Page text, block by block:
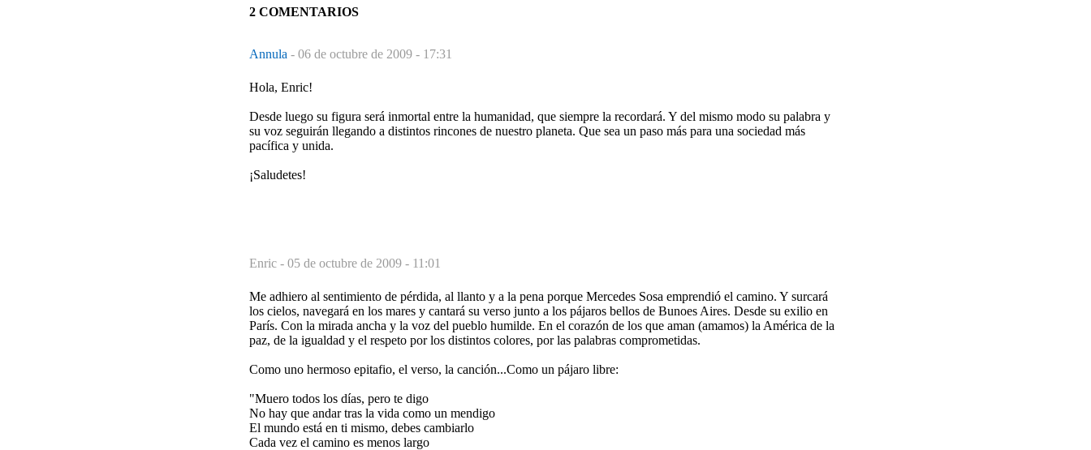
2 COMENTARIOS
Annula - 06 de octubre de 2009 - 17:31
Hola, Enric!
Desde luego su figura será inmortal entre la humanidad, que siempre la recordará. Y del mismo modo su palabra y
su voz seguirán llegando a distintos rincones de nuestro planeta. Que sea un paso más para una sociedad más
pacífica y unida.
¡Saludetes!
Enric - 05 de octubre de 2009 - 11:01
Me adhiero al sentimiento de pérdida, al llanto y a la pena porque Mercedes Sosa emprendió el camino. Y surcará
los cielos, navegará en los mares y cantará su verso junto a los pájaros bellos de Bunoes Aires. Desde su exilio en
París. Con la mirada ancha y la voz del pueblo humilde. En el corazón de los que aman (amamos) la América de la
paz, de la igualdad y el respeto por los distintos colores, por las palabras comprometidas.
Como uno hermoso epitafio, el verso, la canción...Como un pájaro libre:
"Muero todos los días, pero te digo
No hay que andar tras la vida como un mendigo
El mundo está en ti mismo, debes cambiarlo
Cada vez el camino es menos largo